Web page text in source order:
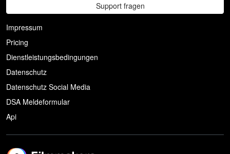
Support fragen
Impressum
Pricing
Dienstleistungsbedingungen
Datenschutz
Datenschutz Social Media
DSA Meldeformular
Api